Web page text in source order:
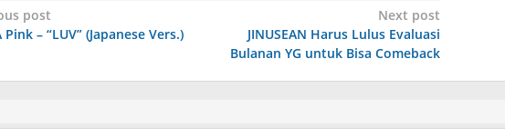
post
Pink – “LUV” (Japanese Vers.)
Next post
JINUSEAN Harus Lulus Evaluasi
Bulanan YG untuk Bisa Comeback